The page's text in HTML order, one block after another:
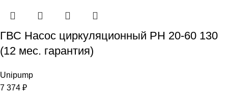
ГВС Насос циркуляционный PН 20-60 130
(12 мес. гарантия)
Unipump
7 374 ₽